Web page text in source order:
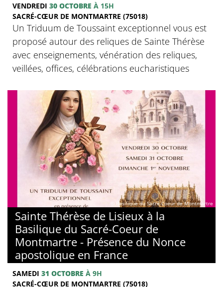
VENDREDI 30 OCTOBRE À 15H
SACRÉ-CŒUR DE MONTMARTRE (75018)
Un Triduum de Toussaint exceptionnel vous est
proposé autour des reliques de Sainte Thérèse
avec enseignements, vénération des reliques,
veillées, offices, célébrations eucharistiques
© Basilique du Sacré-Coeur de Montmartre
Sainte Thérèse de Lisieux à la
Basilique du Sacré-Coeur de
Montmartre - Présence du Nonce
apostolique en France
SAMEDI 31 OCTOBRE À 9H
SACRÉ-CŒUR DE MONTMARTRE (75018)